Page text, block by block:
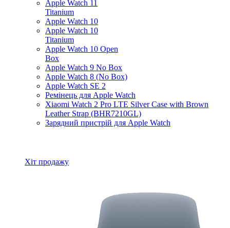
Apple Watch 11
Titanium
Apple Watch 10
Apple Watch 10
Titanium
Apple Watch 10 Open
Box
Apple Watch 9 No Box
Apple Watch 8 (No Box)
Apple Watch SE 2
Ремінець для Apple Watch
Xiaomi Watch 2 Pro LTE Silver Case with Brown
Leather Strap (BHR7210GL)
Зарядний пристрій для Apple Watch
Хіт продажу